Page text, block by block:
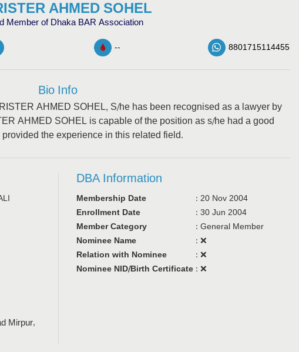
AHMED SOHEL
Member of Dhaka BAR Association
-- 8801715114455
Bio Info
AHMED SOHEL, S/he has been recognised as a lawyer by
AHMED SOHEL is capable of the position as s/he had a good
the experience in this related field.
Mirpur,
DBA Information
Membership Date : 20 Nov 2004
Enrollment Date
: 30 Jun 2004
Member Category
: General Member
Nominee Name
: ❌
Relation with Nominee
: ❌
Nominee NID/Birth Certificate : ❌